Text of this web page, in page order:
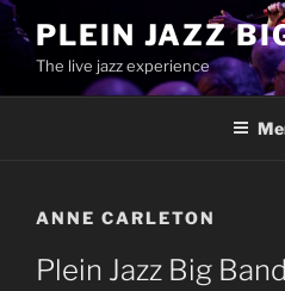
Aller
au
contenu
principal
PLEIN JAZZ
The live jazz experience
ANNE CARLETON
Plein Jazz Big